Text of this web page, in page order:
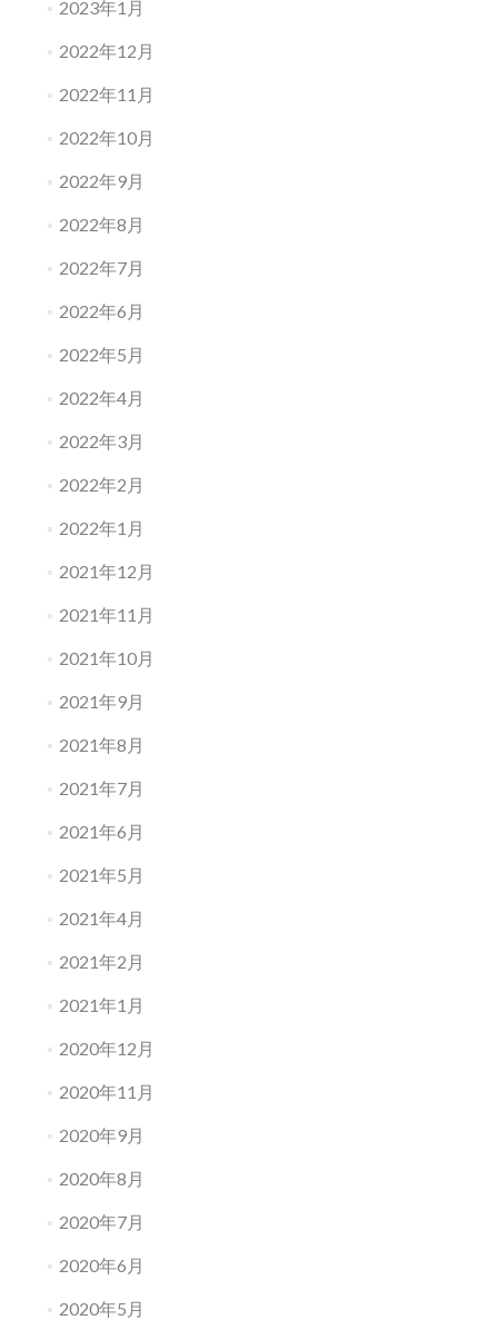
2023年1月
2022年12月
2022年11月
2022年10月
2022年9月
2022年8月
2022年7月
2022年6月
2022年5月
2022年4月
2022年3月
2022年2月
2022年1月
2021年12月
2021年11月
2021年10月
2021年9月
2021年8月
2021年7月
2021年6月
2021年5月
2021年4月
2021年2月
2021年1月
2020年12月
2020年11月
2020年9月
2020年8月
2020年7月
2020年6月
2020年5月